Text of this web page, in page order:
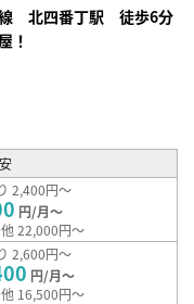
線 北四番丁駅 徒歩6分
！
2,400円～
円/月～
22,000円～
2,600円～
円/月～
16,500円～